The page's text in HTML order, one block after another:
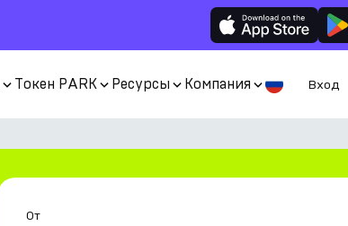
Токен PARK Ресурсы Компания Вход
От